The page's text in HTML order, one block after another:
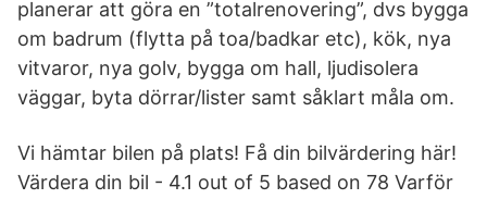
planerar att göra en ”totalrenovering”, dvs bygga
om badrum (flytta på toa/badkar etc), kök, nya
vitvaror, nya golv, bygga om hall, ljudisolera
väggar, byta dörrar/lister samt såklart måla om.
Vi hämtar bilen på plats! Få din bilvärdering här!
Värdera din bil - 4.1 out of 5 based on 78 Varför